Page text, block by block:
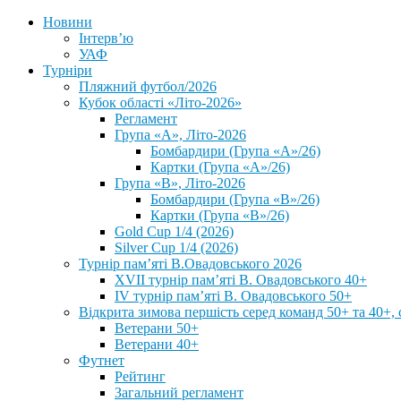
Новини
Інтерв’ю
УАФ
Турніри
Пляжний футбол/2026
Кубок області «Літо-2026»
Регламент
Група «А», Літо-2026
Бомбардири (Група «А»/26)
Картки (Група «А»/26)
Група «В», Літо-2026
Бомбардири (Група «В»/26)
Картки (Група «В»/26)
Gold Cup 1/4 (2026)
Silver Cup 1/4 (2026)
Турнір пам’яті В.Овадовського 2026
XVII турнір пам’яті В. Овадовського 40+
IV турнір пам’яті В. Овадовського 50+
Відкрита зимова першість серед команд 50+ та 40+,
Ветерани 50+
Ветерани 40+
Футнет
Рейтинг
Загальний регламент